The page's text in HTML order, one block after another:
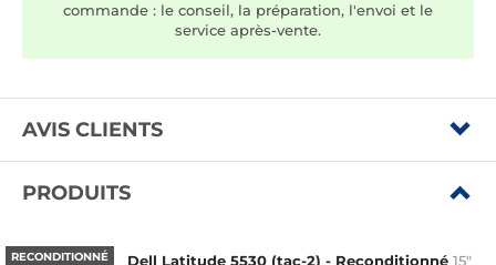
commande : le conseil, la préparation, l'envoi et le
service après-vente.
AVIS CLIENTS
PRODUITS
RECONDITIONNÉ Dell Latitude 5530 (tac-2) - Reconditionné 15"